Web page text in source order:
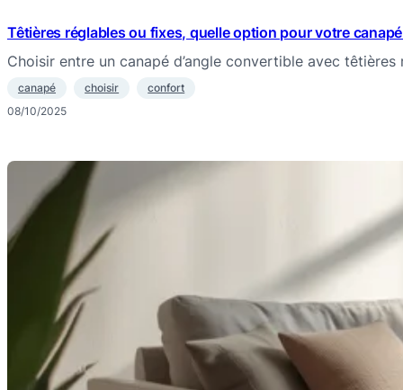
Têtières réglables ou fixes, quelle option pour votre
Choisir entre un canapé d’angle convertible avec
canapé choisir
confort
08/10/2025